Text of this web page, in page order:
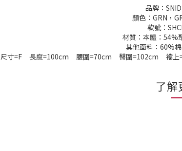
品牌：
顏色：GRN，
款號：
材質：本體：54%
其他面料：60%
尺寸=F 長度=100cm 腰圍=70cm 臀圍=102cm 襠
了解